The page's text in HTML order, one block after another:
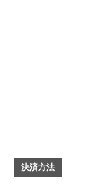
決済方法